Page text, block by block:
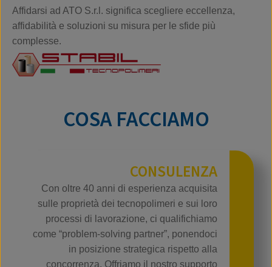
Affidarsi ad ATO S.r.l. significa scegliere eccellenza,
affidabilità e soluzioni su misura per le sfide più
complesse.
COSA FACCIAMO
CONSULENZA
Con oltre 40 anni di esperienza acquisita
sulle proprietà dei tecnopolimeri e sui loro
processi di lavorazione, ci qualifichiamo
come “problem‑solving partner”, ponendoci
in posizione strategica rispetto alla
concorrenza. Offriamo il nostro supporto